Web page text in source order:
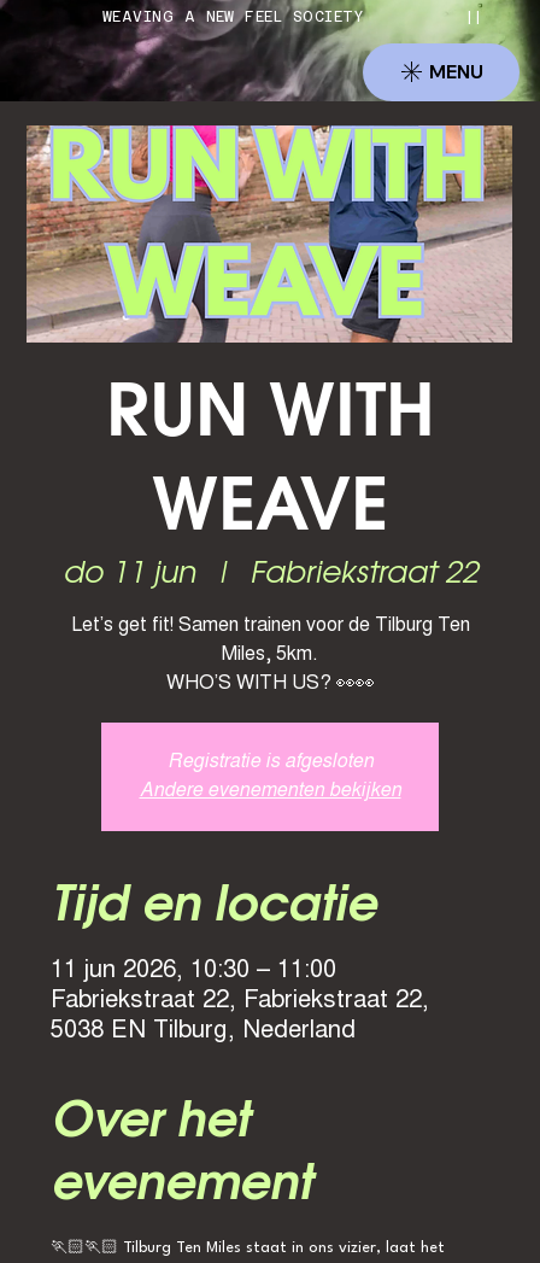
MENU
WEAVING A NEW FEEL SOCIETY          ||
RUN WITH
WEAVE
do 11 jun
  |
Fabriekstraat 22
Let’s get fit! Samen trainen voor de Tilburg Ten
Miles, 5km.
WHO’S WITH US? 👀👀
Registratie is afgesloten
Andere evenementen bekijken
Tijd en locatie
11 jun 2026, 10:30 – 11:00
Fabriekstraat 22, Fabriekstraat 22,
5038 EN Tilburg, Nederland
Over het
evenement
🏃🏻🏃🏻 Tilburg Ten Miles staat in ons vizier, laat het